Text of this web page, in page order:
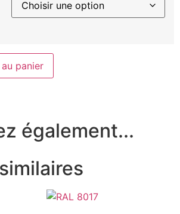
panier
également...